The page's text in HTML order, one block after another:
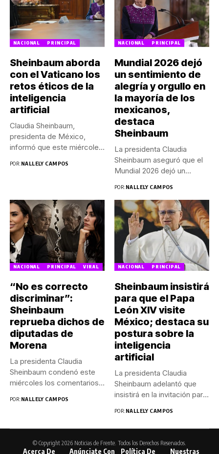
NACIONAL PRINCIPAL
Sheinbaum aborda
con el Vaticano los
retos éticos de la
inteligencia
artificial
Claudia Sheinbaum,
presidenta de México,
informó que este miércoles
POR:NALLELY CAMPOS
NACIONAL PRINCIPAL
Mundial 2026 dejó
un sentimiento de
alegría y orgullo en
la mayoría de los
mexicanos,
destaca
Sheinbaum
La presidenta Claudia
Sheinbaum aseguró que el
Mundial 2026 dejó un
POR:NALLELY CAMPOS
NACIONAL PRINCIPAL VIRAL
“No es correcto
discriminar”:
Sheinbaum
reprueba dichos de
diputadas de
Morena
La presidenta Claudia
Sheinbaum condenó este
miércoles los comentarios
POR:NALLELY CAMPOS
NACIONAL PRINCIPAL
Sheinbaum insistirá
para que el Papa
León XIV visite
México; destaca su
postura sobre la
inteligencia
artificial
La presidenta Claudia
Sheinbaum adelantó que
insistirá en la invitación para
POR:NALLELY CAMPOS
© Copyright 2026 Noticias de Frente. Todos los Derechos Reservados.
Acerca De Anúnciate Con Política De Nuestras